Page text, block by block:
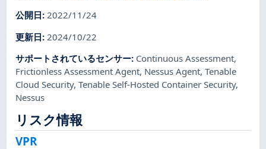
公開日:2022/11/24
更新日: 2024/10/22
サポートされているセンサー: Continuous Assessment,
Frictionless Assessment Agent, Nessus Agent,Tenable
Cloud Security,Tenable Self-Hosted Container Security,
Nessus
リスク情報
VPR